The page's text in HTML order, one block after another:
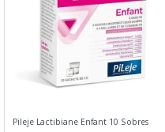
Pileje Lactibiane Enfant 10 Sobres